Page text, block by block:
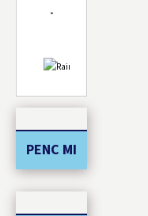
-
-
PENC MI